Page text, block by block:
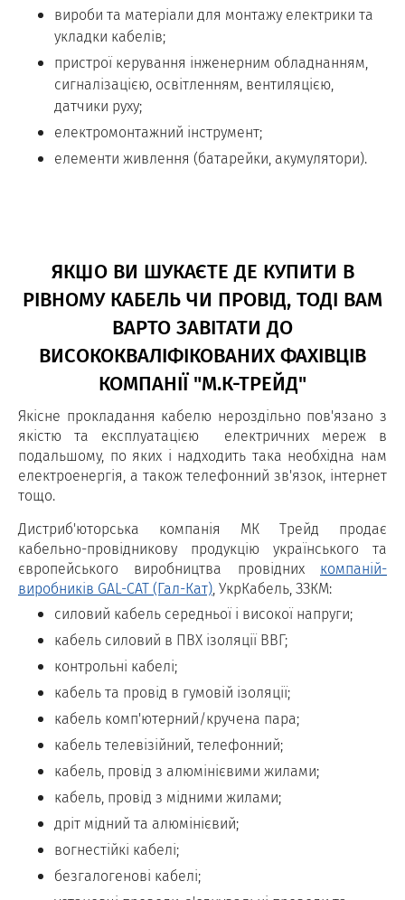
вироби та матеріали для монтажу електрики та
укладки кабелів;
пристрої керування інженерним обладнанням,
сигналізацією, освітленням, вентиляцією,
датчики руху;
електромонтажний інструмент;
елементи живлення (батарейки, акумулятори).
ЯКЩО ВИ ШУКАЄТЕ ДЕ КУПИТИ В
РІВНОМУ КАБЕЛЬ ЧИ ПРОВІД, ТОДІ ВАМ
ВАРТО ЗАВІТАТИ ДО
ВИСОКОКВАЛІФІКОВАНИХ ФАХІВЦІВ
КОМПАНІЇ "М.К-ТРЕЙД"
Якісне прокладання кабелю нероздільно пов'язано з
якістю та експлуатацією електричних мереж в
подальшому, по яких і надходить така необхідна нам
електроенергія, а також телефонний зв'язок, інтернет
тощо.
Дистриб'юторська компанія МК Трейд продає
кабельно-провідникову продукцію українського та
європейського виробництва провідних компаній-
виробників GAL-CAT (Гал-Кат), УкрКабель, ЗЗКМ:
силовий кабель середньої і високої напруги;
кабель силовий в ПВХ ізоляції ВВГ;
контрольні кабелі;
кабель та провід в гумовій ізоляції;
кабель комп'ютерний/кручена пара;
кабель телевізійний, телефонний;
кабель, провід з алюмінієвими жилами;
кабель, провід з мідними жилами;
дріт мідний та алюмінієвий;
вогнестійкі кабелі;
безгалогенові кабелі;